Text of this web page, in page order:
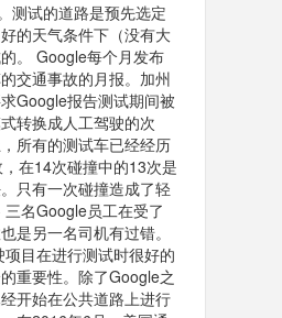
测试的道路是预先选定
的天气条件下（没有大
。 Google每个月发布
交通事故的月报。加州
Google报告测试期间被
转换成人工驾驶的次
所有的测试车已经经历
在14次碰撞中的13次是
只有一次碰撞造成了轻
名Google员工在受了
是另一名司机有过错。
目在进行测试时很好的
重要性。除了Google之
开始在公共道路上进行